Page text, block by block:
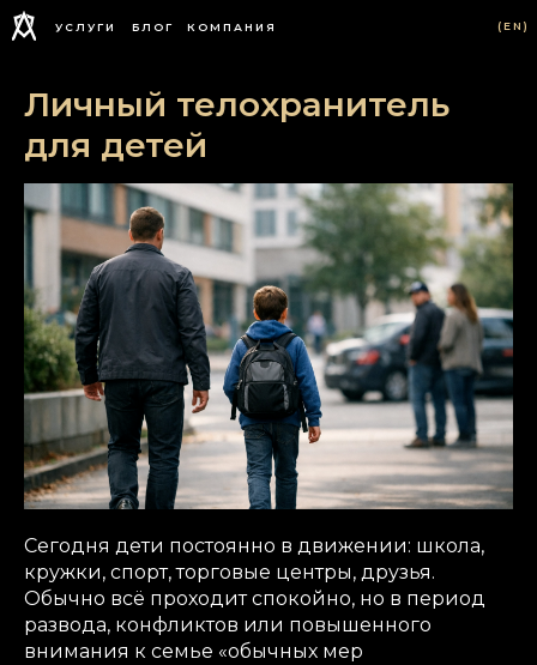
УСЛУГИ БЛОГ КОМПАНИЯ (EN)
Личный телохранитель
для детей
Сегодня дети постоянно в движении: школа,
кружки, спорт, торговые центры, друзья.
Обычно всё проходит спокойно, но в период
развода, конфликтов или повышенного
внимания к семье «обычных мер